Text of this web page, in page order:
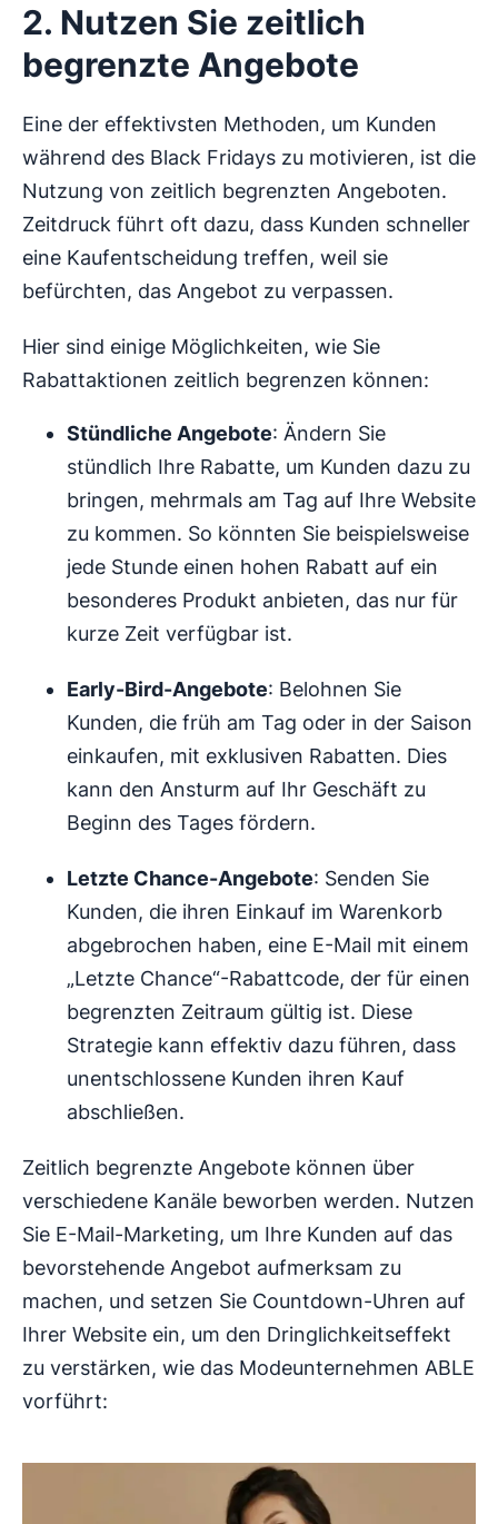
2. Nutzen Sie zeitlich
begrenzte Angebote
Eine der effektivsten Methoden, um Kunden
während des Black Fridays zu motivieren, ist die
Nutzung von zeitlich begrenzten Angeboten.
Zeitdruck führt oft dazu, dass Kunden schneller
eine Kaufentscheidung treffen, weil sie
befürchten, das Angebot zu verpassen.
Hier sind einige Möglichkeiten, wie Sie
Rabattaktionen zeitlich begrenzen können:
Stündliche Angebote: Ändern Sie
stündlich Ihre Rabatte, um Kunden dazu zu
bringen, mehrmals am Tag auf Ihre Website
zu kommen. So könnten Sie beispielsweise
jede Stunde einen hohen Rabatt auf ein
besonderes Produkt anbieten, das nur für
kurze Zeit verfügbar ist.
Early-Bird-Angebote: Belohnen Sie
Kunden, die früh am Tag oder in der Saison
einkaufen, mit exklusiven Rabatten. Dies
kann den Ansturm auf Ihr Geschäft zu
Beginn des Tages fördern.
Letzte Chance-Angebote: Senden Sie
Kunden, die ihren Einkauf im Warenkorb
abgebrochen haben, eine E-Mail mit einem
„Letzte Chance“-Rabattcode, der für einen
begrenzten Zeitraum gültig ist. Diese
Strategie kann effektiv dazu führen, dass
unentschlossene Kunden ihren Kauf
abschließen.
Zeitlich begrenzte Angebote können über
verschiedene Kanäle beworben werden. Nutzen
Sie E-Mail-Marketing, um Ihre Kunden auf das
bevorstehende Angebot aufmerksam zu
machen, und setzen Sie Countdown-Uhren auf
Ihrer Website ein, um den Dringlichkeitseffekt
zu verstärken, wie das Modeunternehmen ABLE
vorführt: